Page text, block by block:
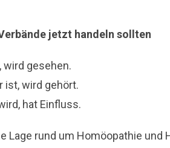
jetzt handeln sollten
wird gesehen.
ist, wird gehört.
hat Einfluss.
Lage rund um Homöopathie und